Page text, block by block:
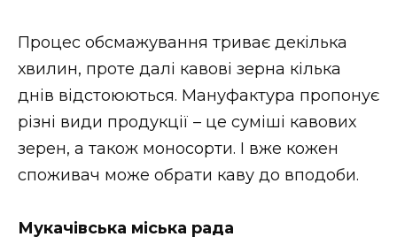
НОВИНИ ЗАХІДНОЇ УКРАЇНИ
ФОТО
ВІДЕО
Процес обсмажування триває декілька
хвилин, проте далі кавові зерна кілька
днів відстоюються. Мануфактура пропонує
різні види продукції – це суміші кавових
зерен, а також моносорти. І вже кожен
споживач може обрати каву до вподоби.
Мукачівська міська рада